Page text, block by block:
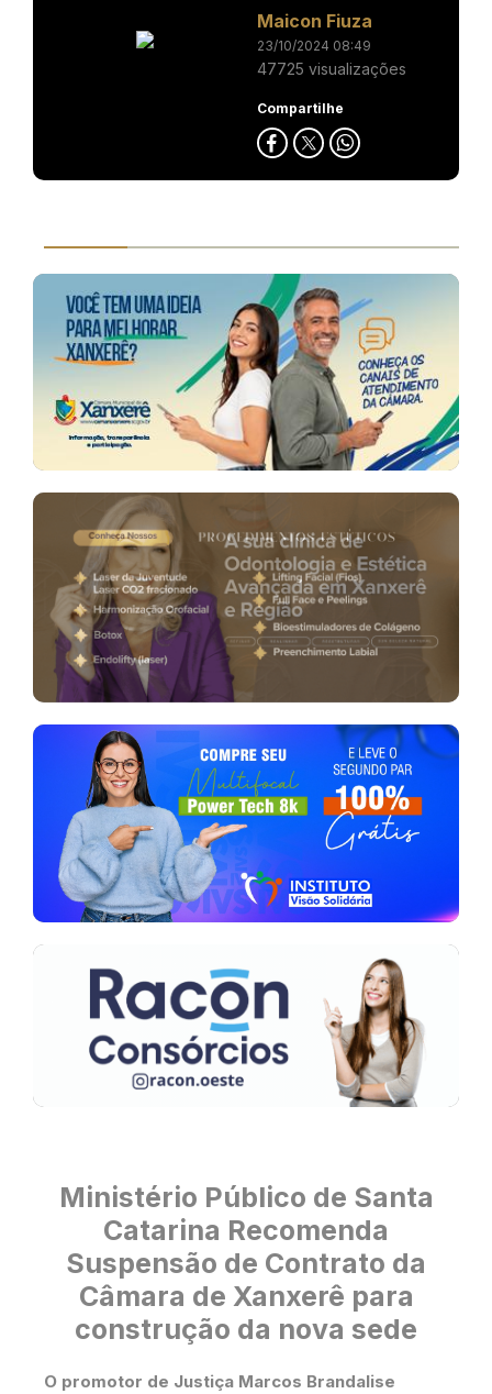
Maicon Fiuza
23/10/2024 08:49
47725 visualizações
Compartilhe
Ministério Público de Santa
Catarina Recomenda
Suspensão de Contrato da
Câmara de Xanxerê para
construção da nova sede
O promotor de Justiça Marcos Brandalise